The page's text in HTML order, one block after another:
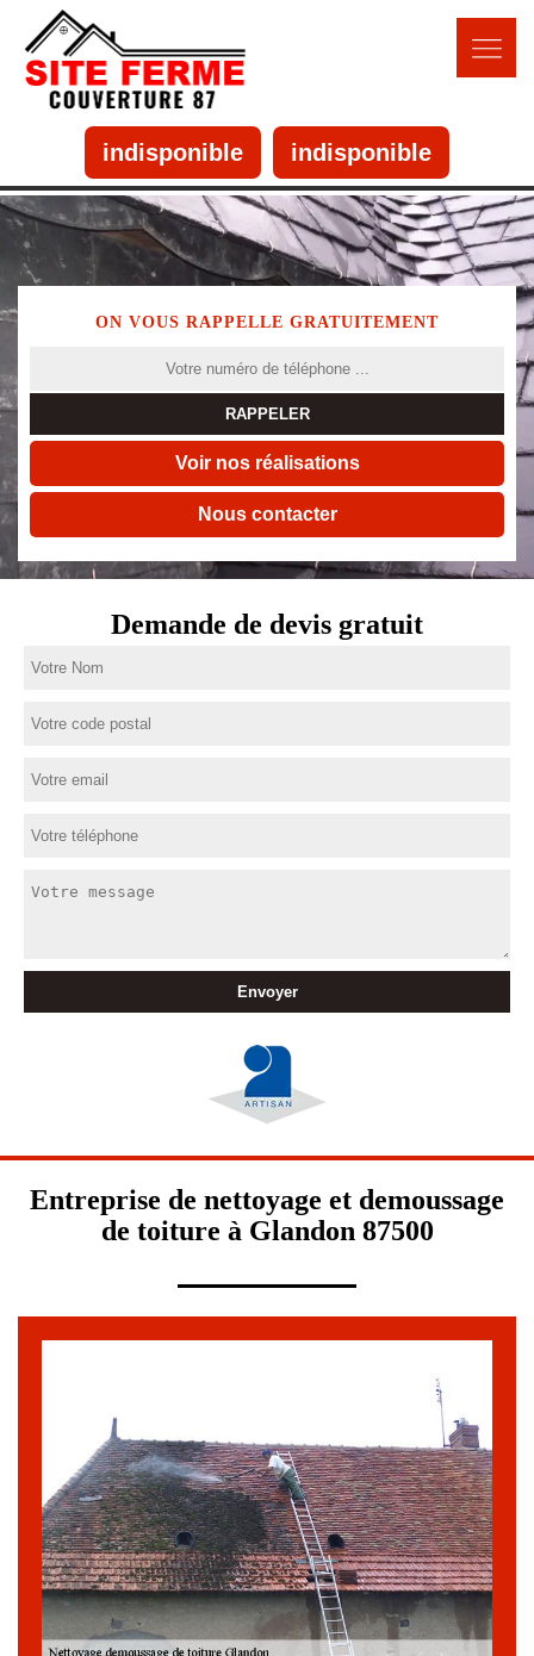
indisponible indisponible
ON VOUS RAPPELLE GRATUITEMENT
Voir nos réalisations
Nous contacter
Demande de devis gratuit
Entreprise de nettoyage et demoussage
de toiture à Glandon 87500